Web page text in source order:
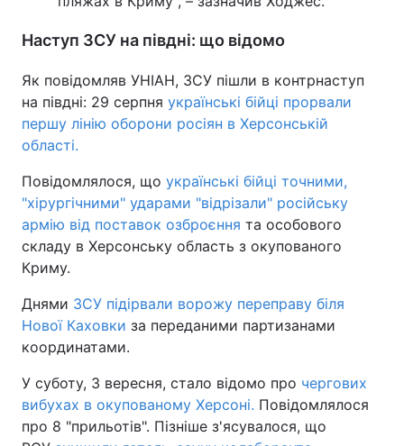
Тема оформлення
Наступ ЗСУ на півдні: що відомо
Як повідомляв УНІАН, ЗСУ пішли в контрнаступ
на півдні: 29 серпня українські бійці прорвали
першу лінію оборони росіян в Херсонській
області.
Повідомлялося, що українські бійці точними,
"хірургічними" ударами "відрізали" російську
армію від поставок озброєння та особового
складу в Херсонську область з окупованого
Криму.
Днями ЗСУ підірвали ворожу переправу біля
Нової Каховки за переданими партизанами
координатами.
У суботу, 3 вересня, стало відомо про чергових
вибухах в окупованому Херсоні. Повідомлялося
про 8 "прильотів". Пізніше з'ясувалося, що